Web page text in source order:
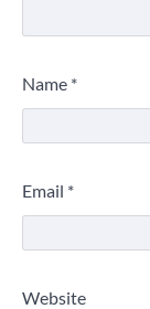
Name *
Email *
Website